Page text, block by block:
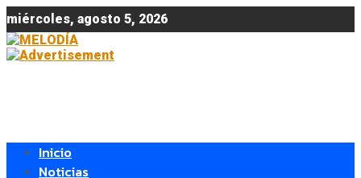
miércoles, agosto 5, 2026
Inicio
Noticias